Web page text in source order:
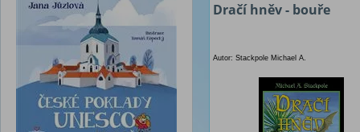
Dračí hněv - bouře
Autor: Stackpole Michael A.